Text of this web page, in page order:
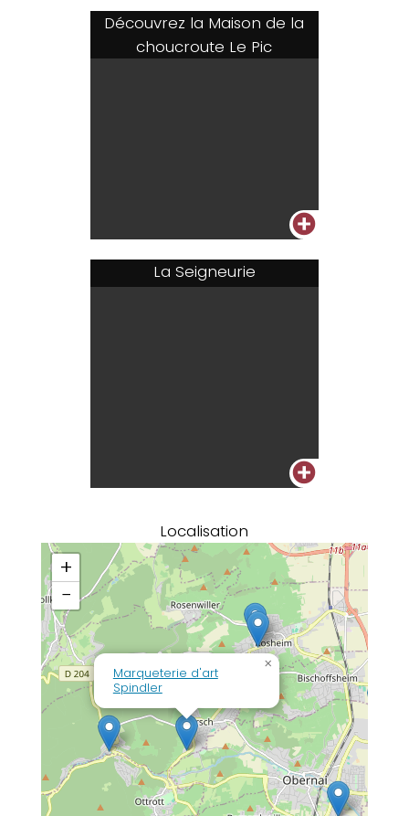
Découvrez la Maison de la
choucroute Le Pic
+
La Seigneurie
+
Localisation
Marqueterie d'art
Spindler
×
+
−